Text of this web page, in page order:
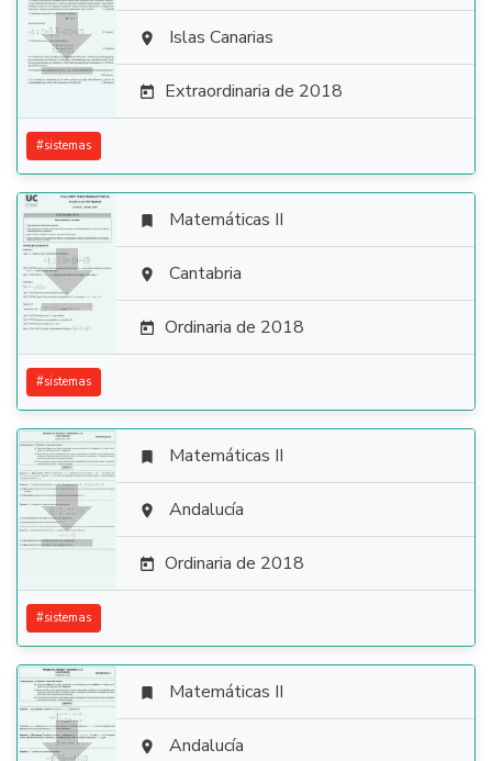
  Islas Canarias
 Extraordinaria de 2018
#sistemas

 Matemáticas II
 Cantabria
 Ordinaria de 2018
#sistemas

 Matemáticas II
 Andalucía
 Ordinaria de 2018
#sistemas
 Matemáticas II
 Andalucía